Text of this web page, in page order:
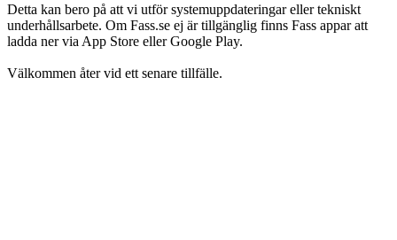
Detta kan bero på att vi utför systemuppdateringar eller tekniskt
underhållsarbete. Om Fass.se ej är tillgänglig finns Fass appar att
ladda ner via App Store eller Google Play.
Välkommen åter vid ett senare tillfälle.